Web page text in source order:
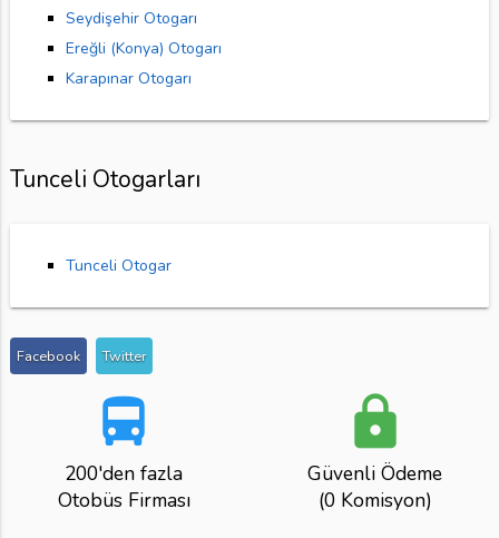
Seydişehir Otogarı
Ereğli (Konya) Otogarı
Karapınar Otogarı
Tunceli Otogarları
Tunceli Otogar
Facebook Twitter
directions_bus
200'den fazla
Otobüs Firması
lock
Güvenli Ödeme
(0 Komisyon)